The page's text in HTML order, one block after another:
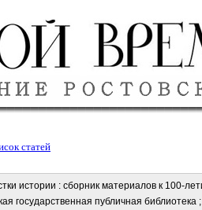
статей
истории : сборник материалов к 100-
государственная публичная библиотека